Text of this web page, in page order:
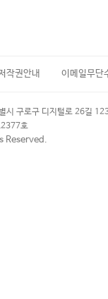
작권안내 이메일무단
시 구로구 디지털로 26길
호
Reserved.